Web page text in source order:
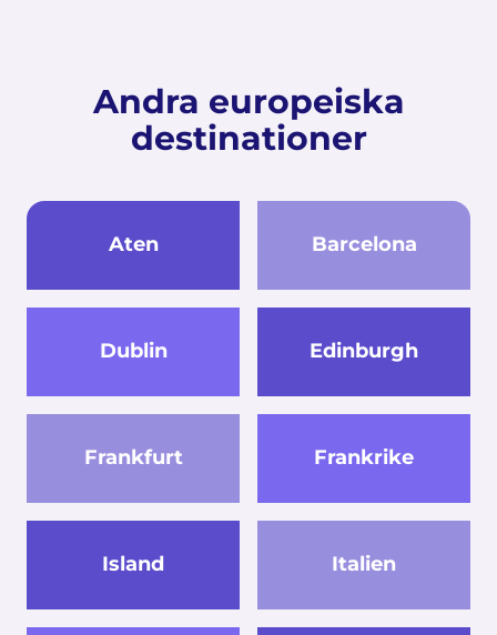
Andra europeiska
destinationer
Aten Barcelona
Dublin Edinburgh
Frankfurt Frankrike
Island Italien